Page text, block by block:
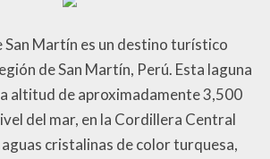
San Martín es un destino turístico
de San Martín, Perú. Esta laguna
altitud de aproximadamente 3,500
del mar, en la Cordillera Central
aguas cristalinas de color turquesa,